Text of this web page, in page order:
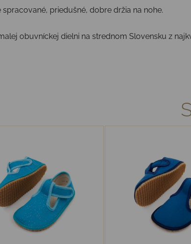
spracované, priedušné, dobre držia na nohe.
obuvníckej dielni na strednom Slovensku z